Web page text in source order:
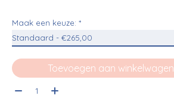
Maak een keuze: *
Toevoegen aan winkelwagen
Aantal: